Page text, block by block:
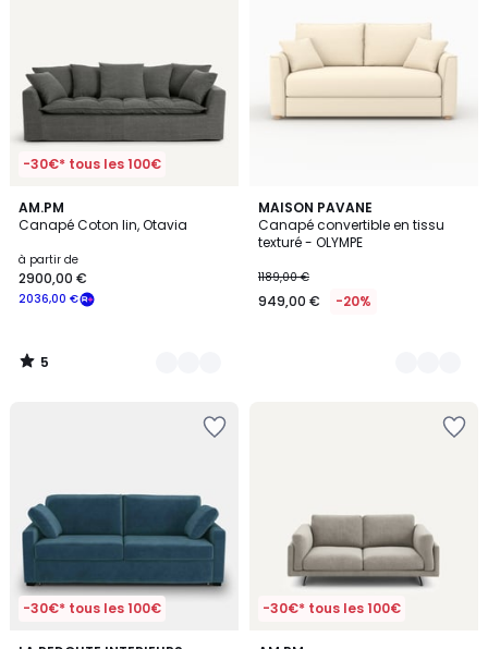
-30€* tous les 100€
AM.PM
Canapé Coton lin, Otavia
à partir de
2036,00 €
2900,00 €
5
/
3
Couleurs
5
/
MAISON PAVANE
Canapé convertible en tissu
texturé - OLYMPE
1189,00 €
949,00 € -20%
2
Couleurs
-30€* tous les 100€ -30€* tous les 100€